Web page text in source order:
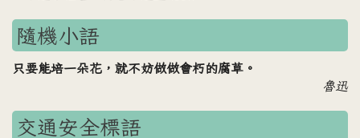
隨機小語
只要能培一朵花，就不妨做做會朽的腐草。
魯迅
交通安全標語